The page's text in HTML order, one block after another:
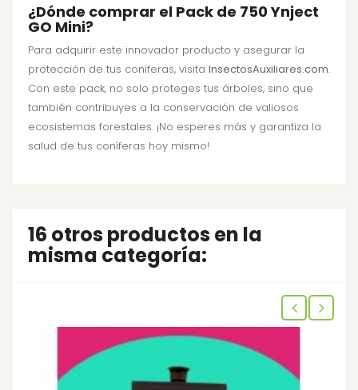
¿Dónde comprar el Pack de 750 Ynject
GO Mini?
Para adquirir este innovador producto y asegurar la
protección de tus coníferas, visita InsectosAuxiliares.com.
Con este pack, no solo proteges tus árboles, sino que
también contribuyes a la conservación de valiosos
ecosistemas forestales. ¡No esperes más y garantiza la
salud de tus coníferas hoy mismo!
16 otros productos en la
misma categoría: